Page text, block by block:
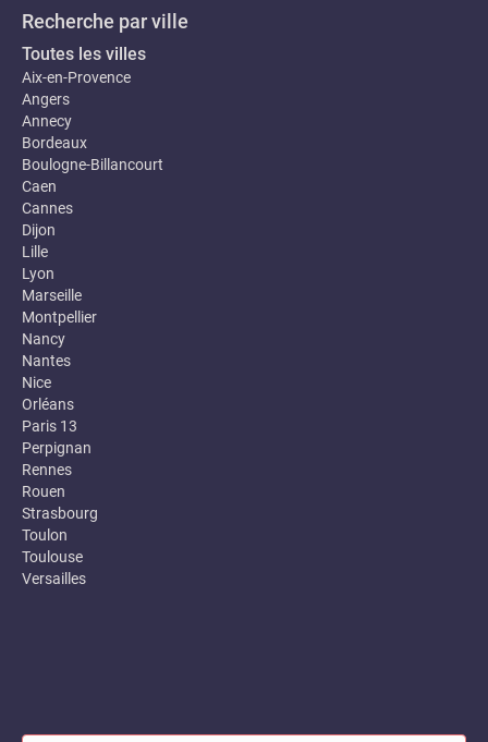
Recherche par ville
Toutes les villes
Aix-en-Provence
Angers
Annecy
Bordeaux
Boulogne-Billancourt
Caen
Cannes
Dijon
Lille
Lyon
Marseille
Montpellier
Nancy
Nantes
Nice
Orléans
Paris 13
Perpignan
Rennes
Rouen
Strasbourg
Toulon
Toulouse
Versailles